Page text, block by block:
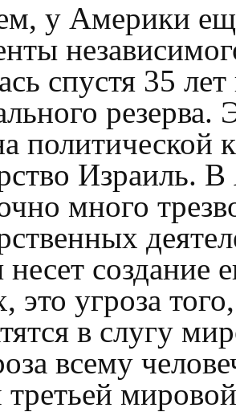
у Америки
спустя 35
резерва.
политической
Израиль.
много
создание
это угроза
в слугу
всему
третьей